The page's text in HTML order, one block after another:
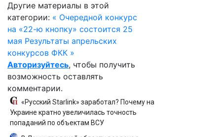
Другие материалы в этой
категории: « Очередной конкурс
на «22-ю кнопку» состоится 25
мая Результаты апрельских
конкурсов ФКК »
Авторизуйтесь, чтобы получить
возможность оставлять
комментарии.
«Русский Starlink» заработал? Почему на
Украине кратно увеличилась точность
попаданий по объектам ВСУ